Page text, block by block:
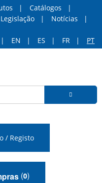
Catálogos
Legislação
Notícias
EN
ES FR PT
/ Registo
(0)